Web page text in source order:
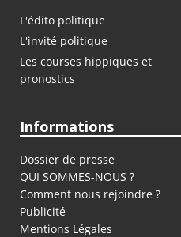
L'édito politique
L'invité politique
Les courses hippiques et
pronostics
Informations
Dossier de presse
QUI SOMMES-NOUS ?
Comment nous rejoindre ?
Publicité
Mentions Légales